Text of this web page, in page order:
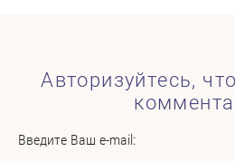
Авторизуйтесь,
Введите Ваш e-mail: